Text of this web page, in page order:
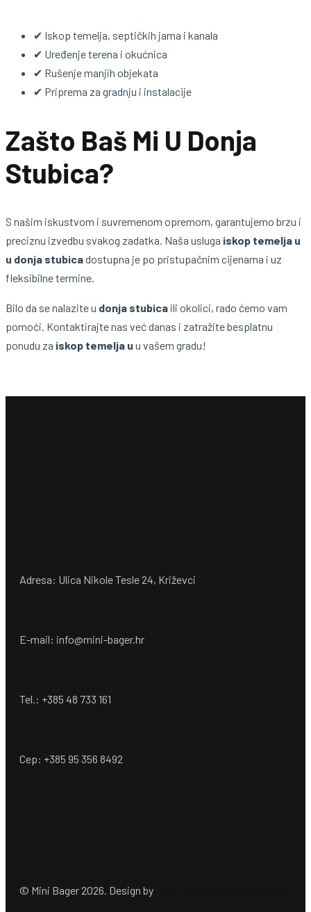
✔ Iskop temelja, septičkih jama i kanala
✔ Uređenje terena i okućnica
✔ Rušenje manjih objekata
✔ Priprema za gradnju i instalacije
Zašto Baš Mi U Donja
Stubica?
S našim iskustvom i suvremenom opremom, garantujemo brzu i
preciznu izvedbu svakog zadatka. Naša usluga iskop temelja u
u donja stubicadostupna je po pristupačnim cijenama i uz
fleksibilne termine.
Bilo da se nalazite u donja stubica ili okolici, rado ćemo vam
pomoći. Kontaktirajte nas već danas i zatražite besplatnu
ponudu za iskop temelja u u vašem gradu!
Adresa: Ulica Nikole Tesle 24, Križevci
E-mail: info@mini-bager.hr
Tel.: +385 48 733 161
Cep: +385 95 356 8492
© Mini Bager 2026. Design by